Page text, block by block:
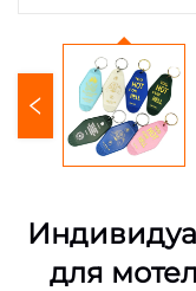
для